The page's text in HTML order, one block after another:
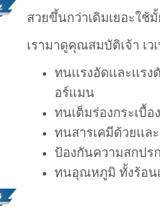
สวยขึ้นกว่าเดิมเยอะใช้
เรามาดูคุณสมบัติเจ้า เว
ทนเเรงอัดเเละเเ
อร์แมน
ทนเต็มร่องกระเบื้อ
ทนสารเคมีด้วยเเล
ป้องกันความสกปรก
ทนอุณหภูมิ ทั้งร้อนเ